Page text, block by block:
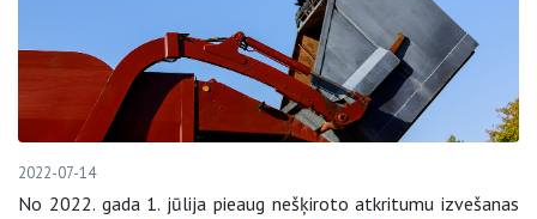
2022-07-14
No 2022. gada 1. jūlija pieaug nešķiroto atkritumu izvešanas